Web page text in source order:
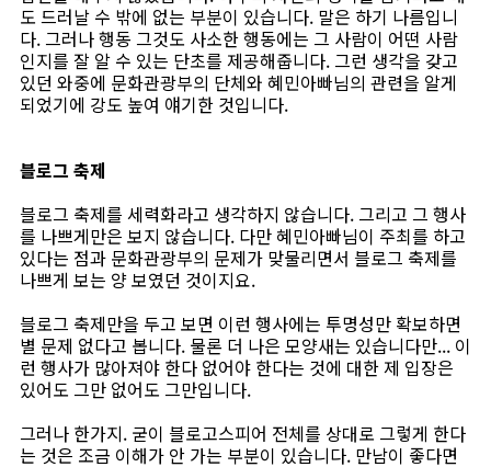
도 드러날 수 밖에 없는 부분이 있습니다. 말은 하기 나름입니
다. 그러나 행동 그것도 사소한 행동에는 그 사람이 어떤 사람
인지를 잘 알 수 있는 단초를 제공해줍니다. 그런 생각을 갖고
있던 와중에 문화관광부의 단체와 혜민아빠님의 관련을 알게
되었기에 강도 높여 얘기한 것입니다.
블로그 축제
블로그 축제를 세력화라고 생각하지 않습니다. 그리고 그 행사
를 나쁘게만은 보지 않습니다. 다만 혜민아빠님이 주최를 하고
있다는 점과 문화관광부의 문제가 맞물리면서 블로그 축제를
나쁘게 보는 양 보였던 것이지요.
블로그 축제만을 두고 보면 이런 행사에는 투명성만 확보하면
별 문제 없다고 봅니다. 물론 더 나은 모양새는 있습니다만... 이
런 행사가 많아져야 한다 없어야 한다는 것에 대한 제 입장은
있어도 그만 없어도 그만입니다.
그러나 한가지. 굳이 블로고스피어 전체를 상대로 그렇게 한다
는 것은 조금 이해가 안 가는 부분이 있습니다. 만남이 좋다면